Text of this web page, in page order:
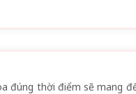
đúng thời điểm sẽ mang